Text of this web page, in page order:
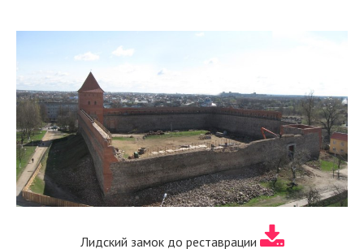
Лидский замок до реставрации